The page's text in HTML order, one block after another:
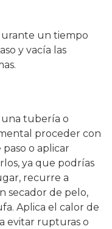
un tiempo
y vacía las
una tubería o
proceder con
o aplicar
ya que podrías
recurre a
secador de pelo,
Aplica el calor de
evitar rupturas o